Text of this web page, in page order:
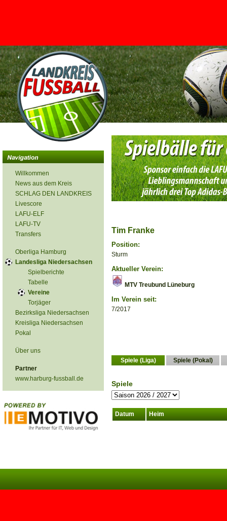
<
Willkommen
News aus dem Kreis
SCHLAG DEN LANDKREIS
Livescore
LAFU-ELF
LAFU-TV
Transfers
Oberliga Hamburg
Landesliga Niedersachsen
Spielberichte
Tabelle
Vereine
Torjäger
Bezirksliga Niedersachsen
Kreisliga Niedersachsen
Pokal
Über uns
Partner
www.harburg-fussball.de
Tim Franke
Position:
Sturm
Aktueller Verein:
MTV Treubund Lüneburg
Im Verein seit:
7/2017
Spiele (Liga) Spiele (Pokal)
Spiele
Datum Heim